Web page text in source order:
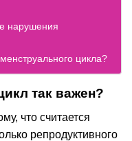
нарушения
цикла?
так важен?
что считается
репродуктивного